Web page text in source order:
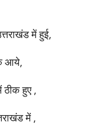
में हुई,
आये,
ठीक हुए ,
में ,